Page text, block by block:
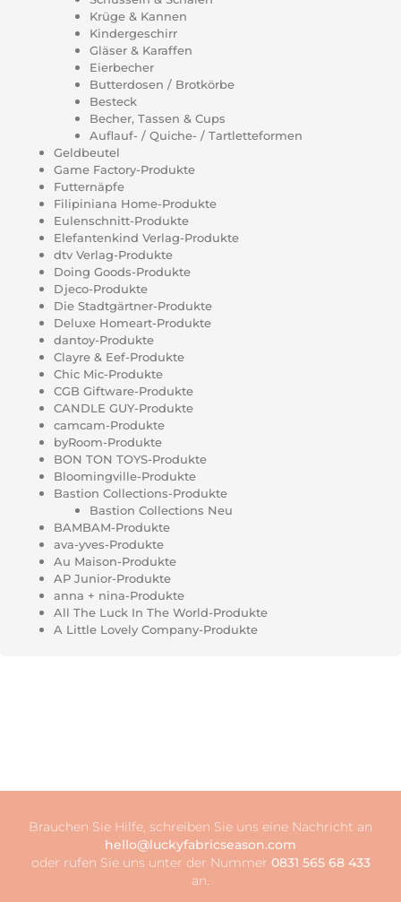
Krüge & Kannen
Kindergeschirr
Gläser & Karaffen
Eierbecher
Butterdosen / Brotkörbe
Besteck
Becher, Tassen & Cups
Auflauf- / Quiche- / Tartletteformen
Geldbeutel
Game Factory-Produkte
Futternäpfe
Filipiniana Home-Produkte
Eulenschnitt-Produkte
Elefantenkind Verlag-Produkte
dtv Verlag-Produkte
Doing Goods-Produkte
Djeco-Produkte
Die Stadtgärtner-Produkte
Deluxe Homeart-Produkte
dantoy-Produkte
Clayre & Eef-Produkte
Chic Mic-Produkte
CGB Giftware-Produkte
CANDLE GUY-Produkte
camcam-Produkte
byRoom-Produkte
BON TON TOYS-Produkte
Bloomingville-Produkte
Bastion Collections-Produkte
Bastion Collections Neu
BAMBAM-Produkte
ava-yves-Produkte
Au Maison-Produkte
AP Junior-Produkte
anna + nina-Produkte
All The Luck In The World-Produkte
A Little Lovely Company-Produkte
Brauchen Sie Hilfe, schreiben Sie uns eine Nachricht an
hello@luckyfabricseason.com
oder rufen Sie uns unter der Nummer 0831 565 68 433
an.